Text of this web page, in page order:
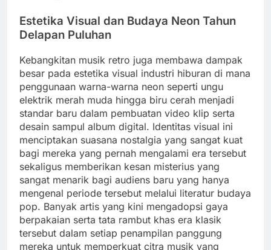
Estetika Visual dan Budaya Neon Tahun
Delapan Puluhan
Kebangkitan musik retro juga membawa dampak
besar pada estetika visual industri hiburan di mana
penggunaan warna-warna neon seperti ungu
elektrik merah muda hingga biru cerah menjadi
standar baru dalam pembuatan video klip serta
desain sampul album digital. Identitas visual ini
menciptakan suasana nostalgia yang sangat kuat
bagi mereka yang pernah mengalami era tersebut
sekaligus memberikan kesan misterius yang
sangat menarik bagi audiens baru yang hanya
mengenal periode tersebut melalui literatur budaya
pop. Banyak artis yang kini mengadopsi gaya
berpakaian serta tata rambut khas era klasik
tersebut dalam setiap penampilan panggung
mereka untuk memperkuat citra musik yang